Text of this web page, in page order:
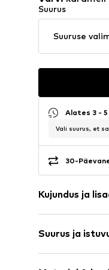
Suurus
Suuruse
Alates 3 -
Vali suurus, et
30-
Kujundus ja
Trikotaažriie
Kõrge krae
Tepitud ääris
Suurus ja